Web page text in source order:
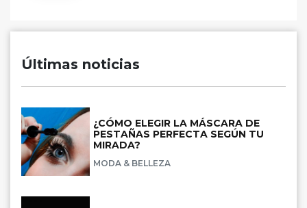
Últimas noticias
¿CÓMO ELEGIR LA MÁSCARA DE
PESTAÑAS PERFECTA SEGÚN TU
MIRADA?
MODA & BELLEZA